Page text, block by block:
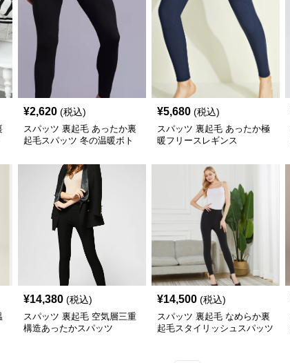
¥2,620 (税込)
スパッツ 裏起毛 あったか裏
起毛スパッツ 冬の温暖ボト
¥5,680 (税込)
スパッツ 裏起毛 あったか極
暖フリースレギンス
¥14,380 (税込)
スパッツ 裏起毛 空気層三重
構造あったかスパッツ
¥14,500 (税込)
スパッツ 裏起毛 なめらか裏
起毛スタイリッシュスパッツ